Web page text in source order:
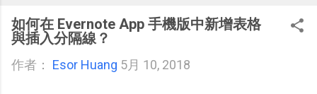
如何在 Evernote App 手機版中新增表格
與插入分隔線？
作者： Esor Huang 5月 10, 2018